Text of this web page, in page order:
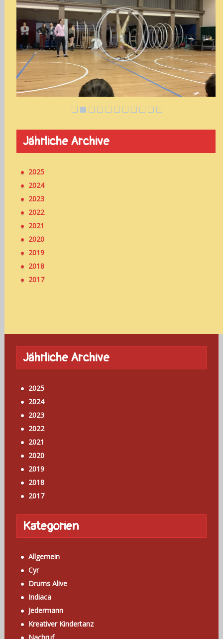
Jährliche Archive
2025
2024
2023
2022
2021
2020
2019
2018
2017
Jährliche Archive
2025
2024
2023
2022
2021
2020
2019
2018
2017
Kategorien
Allgemein
Cyr
Drums Alive
Indiaca
Jedermann
Kreativer Kindertanz